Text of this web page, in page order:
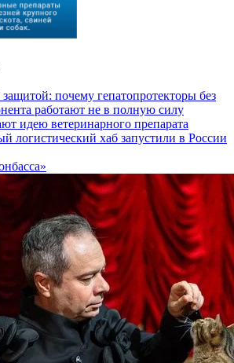
почему гепатопротекторы без
работают не в полную силу
идею ветеринарного препарата
логистический хаб запустили в России